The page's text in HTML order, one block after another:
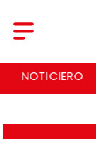
NACIONAL